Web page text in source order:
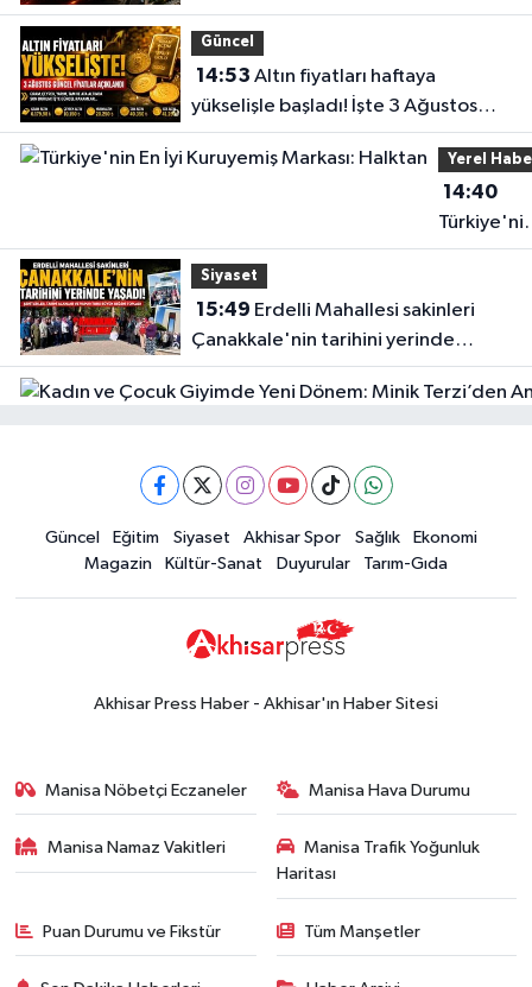
durumu
Güncel
14:53
yükselişle başladı! İşte 3 Ağustos
güncel fiyatlar
Yerel
14:40
En İyi
Markası:
Halktan
Siyaset
15:49
Çanakkale'nin tarihini yerinde
yaşadı
Güncel
18:57Akhisar'da Atatürk
Mahallesi'nde yine 6 saatlik elektrik
kesintisi
Ekonomi
18:50Akhisar'da Cumhuriyet
ilgilendiriyor! Cuma günü elektrik
kesintisi uygulanacak
Akhisar Spor
Akhisargücü'ne sponsorluk desteği
devam ediyor
Güncel Eğitim Siyaset Akhisar Spor Sağlık
Ekonomi
Magazin
Kültür-Sanat Duyurular Tarım-Gıda
Akhisar Press Haber - Akhisar'ın Haber Sitesi
Manisa Nöbetçi Eczaneler Manisa Hava Durumu
Manisa Namaz Vakitleri
Manisa Trafik Yoğunluk
Haritası
Puan Durumu ve Fikstür Tüm Manşetler